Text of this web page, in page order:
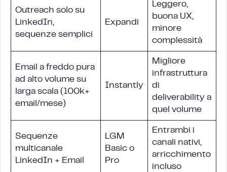
Outreach solo su
LinkedIn,
sequenze semplici
Expandi
Leggero,
buona UX,
minore
complessità
Email a freddo pura
ad alto volume su
larga scala (100k+
email/mese)
Instantly
Migliore
infrastruttura
di
deliverability a
quel volume
Sequenze
multicanale
LinkedIn + Email
LGM
Basic o
Pro
Entrambi i
canali nativi,
arricchimento
incluso